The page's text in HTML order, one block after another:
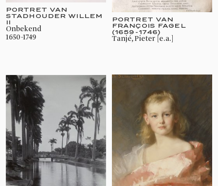
PORTRET VAN
STADHOUDER WILLEM
II
onbekend
1650-1749
PORTRET VAN
FRANÇOIS FAGEL
(1659-1746)
Tanjé, Pieter [e.a.]